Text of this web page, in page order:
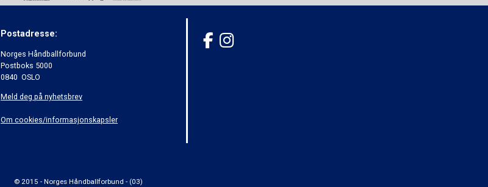
Postadresse:
Norges Håndballforbund
Postboks 5000
0840 OSLO
Meld deg på nyhetsbrev
Om cookies/informasjonskapsler
© 2015 - Norges Håndballforbund - (03)